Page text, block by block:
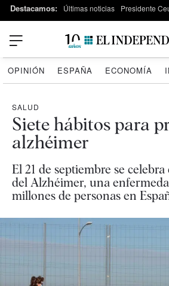
Destacamos: Últimas noticias Presidente
OPINIÓN ESPAÑA ECONOMÍA
SALUD
Siete hábitos para
alzhéimer
El 21 de septiembre se
del Alzhéimer, una
millones de personas en